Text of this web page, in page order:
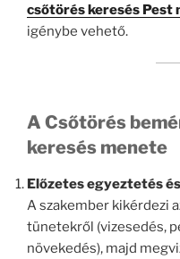
csőtörés keresés Pest
igénybe vehető.
A Csőtörés
keresés menete
Előzetes egyeztetés
A szakember kikérdezi
tünetekről (vizesedés,
növekedés), majd